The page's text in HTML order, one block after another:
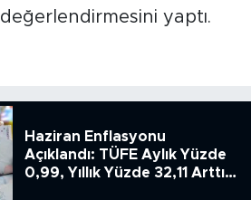
değerlendirmesini yaptı.
Haziran Enflasyonu
Açıklandı: TÜFE Aylık Yüzde
0,99, Yıllık Yüzde 32,11 Arttı,